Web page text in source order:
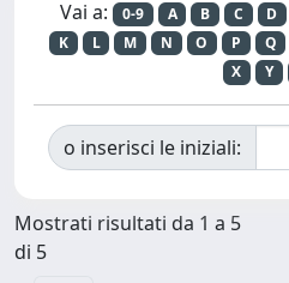
Vai a: 0-9 A B C D
K
L M N O P Q
X
Y
o inserisci le iniziali:
Mostrati risultati da 1 a 5
di 5